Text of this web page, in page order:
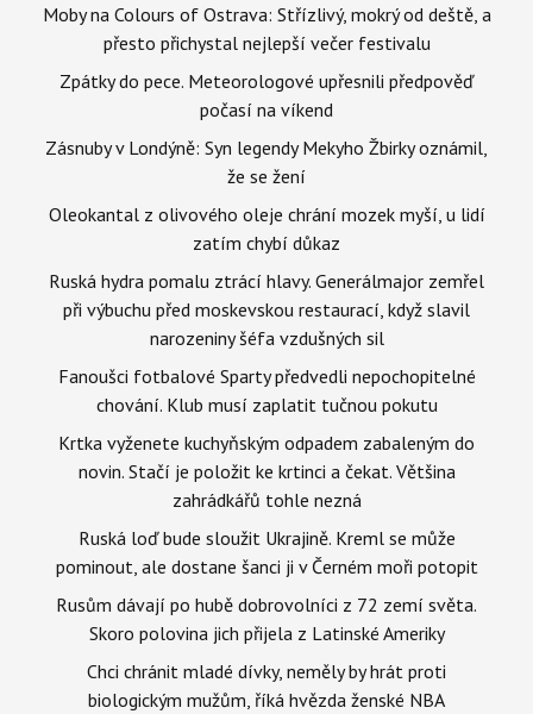
Moby na Colours of Ostrava: Střízlivý, mokrý od deště, a
přesto přichystal nejlepší večer festivalu
Zpátky do pece. Meteorologové upřesnili předpověď
počasí na víkend
Zásnuby v Londýně: Syn legendy Mekyho Žbirky oznámil,
že se žení
Oleokantal z olivového oleje chrání mozek myší, u lidí
zatím chybí důkaz
Ruská hydra pomalu ztrácí hlavy. Generálmajor zemřel
při výbuchu před moskevskou restaurací, když slavil
narozeniny šéfa vzdušných sil
Fanoušci fotbalové Sparty předvedli nepochopitelné
chování. Klub musí zaplatit tučnou pokutu
Krtka vyženete kuchyňským odpadem zabaleným do
novin. Stačí je položit ke krtinci a čekat. Většina
zahrádkářů tohle nezná
Ruská loď bude sloužit Ukrajině. Kreml se může
pominout, ale dostane šanci ji v Černém moři potopit
Rusům dávají po hubě dobrovolníci z 72 zemí světa.
Skoro polovina jich přijela z Latinské Ameriky
Chci chránit mladé dívky, neměly by hrát proti
biologickým mužům, říká hvězda ženské NBA